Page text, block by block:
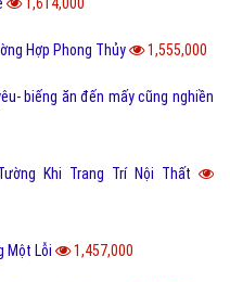
Hợp Phong Thủy 1,555,000
biếng ăn đến mấy cũng nghiền
Khi Trang Trí Nội Thất
Một Lỗi 1,457,000